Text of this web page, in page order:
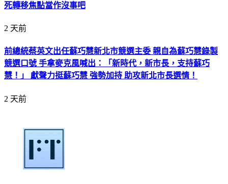
死轉移焦點當作沒事吧
2 天前
前總統蔡英文出任蘇巧慧新北市競選主委 親自為蘇巧慧錄製
競選口號 手拿麥克風喊出：「新時代，新市長，支持蘇巧
慧！」 獻聲力挺蘇巧慧 強勢加持 助攻新北市長選情！
2 天前